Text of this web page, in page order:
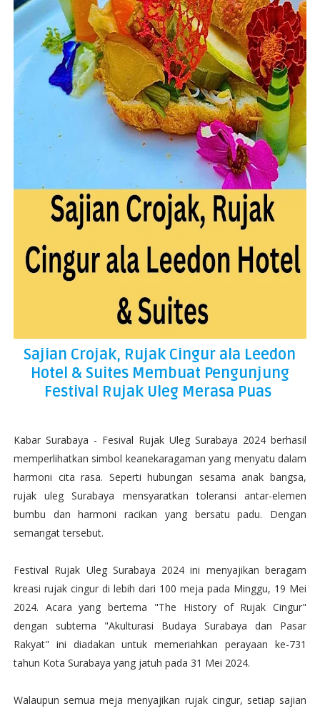
Sajian Crojak, Rujak Cingur ala Leedon
Hotel & Suites Membuat Pengunjung
Festival Rujak Uleg Merasa Puas
Kabar Surabaya - Fesival Rujak Uleg Surabaya 2024 berhasil
memperlihatkan simbol keanekaragaman yang menyatu dalam
harmoni cita rasa. Seperti hubungan sesama anak bangsa,
rujak uleg Surabaya mensyaratkan toleransi antar-elemen
bumbu dan harmoni racikan yang bersatu padu. Dengan
semangat tersebut.
Festival Rujak Uleg Surabaya 2024 ini menyajikan beragam
kreasi rujak cingur di lebih dari 100 meja pada Minggu, 19 Mei
2024. Acara yang bertema "The History of Rujak Cingur"
dengan subtema "Akulturasi Budaya Surabaya dan Pasar
Rakyat" ini diadakan untuk memeriahkan perayaan ke-731
tahun Kota Surabaya yang jatuh pada 31 Mei 2024.
Walaupun semua meja menyajikan rujak cingur, setiap sajian